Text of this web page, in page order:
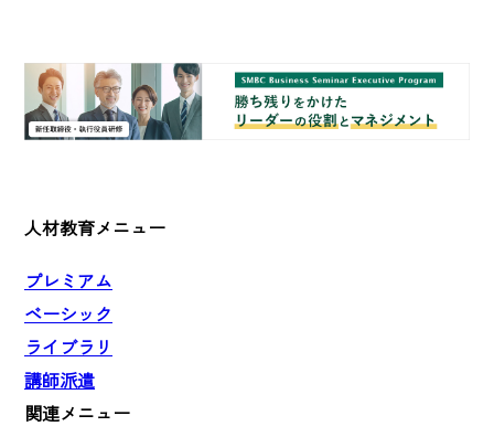
人材教育メニュー
プレミアム
ベーシック
ライブラリ
講師派遣
関連メニュー